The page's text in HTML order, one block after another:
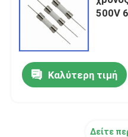
Τσιπ θέρμανσης PTC
Θερμοστήρας NTC
500V
Καλύτερη τιμή
Δείτε